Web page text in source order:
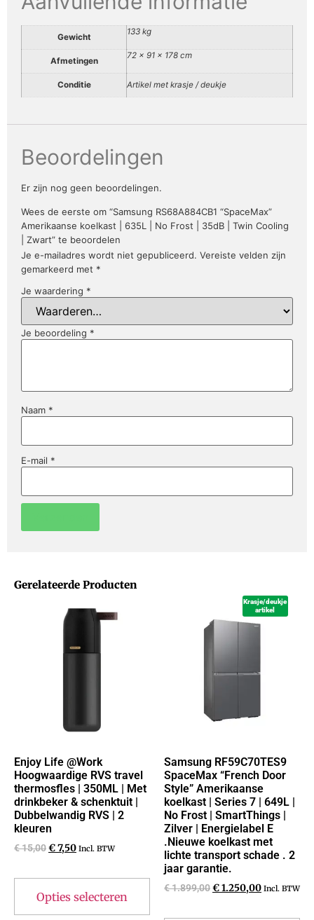
Gewicht
133 kg
Afmetingen
72 × 91 × 178 cm
Conditie Artikel met krasje / deukje
Beoordelingen
Er zijn nog geen beoordelingen.
Wees de eerste om “Samsung RS68A884CB1 “SpaceMax”
Amerikaanse koelkast | 635L | No Frost | 35dB | Twin Cooling
| Zwart” te beoordelen
Je e-mailadres wordt niet gepubliceerd. Vereiste velden zijn
gemarkeerd met *
Je waardering *
Je beoordeling *
Naam *
E-mail *
Gerelateerde Producten
Enjoy Life @Work
Hoogwaardige RVS travel
thermosfles | 350ML | Met
drinkbeker & schenktuit |
Dubbelwandig RVS | 2
kleuren
€15,00€7,50 Incl. BTW
Opties selecteren
Krasje/deukje
artikel
Samsung RF59C70TES9
SpaceMax “French Door
Style” Amerikaanse
koelkast | Series 7 | 649L |
No Frost | SmartThings |
Zilver | Energielabel E
.Nieuwe koelkast met
lichte transport schade . 2
jaar garantie.
€1.899,00€1.250,00 Incl. BTW